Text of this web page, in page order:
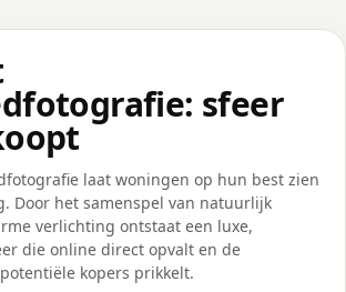
sfeer
laat woningen op hun best zien
Door het samenspel van natuurlijk
verlichting ontstaat een luxe,
die online direct opvalt en de
kopers prikkelt.